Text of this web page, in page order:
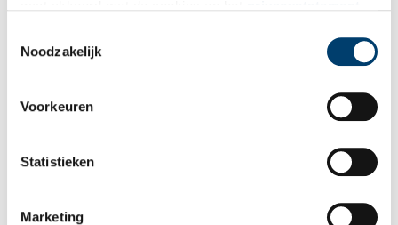
Noodzakelijk
Voorkeuren
Statistieken
Marketing